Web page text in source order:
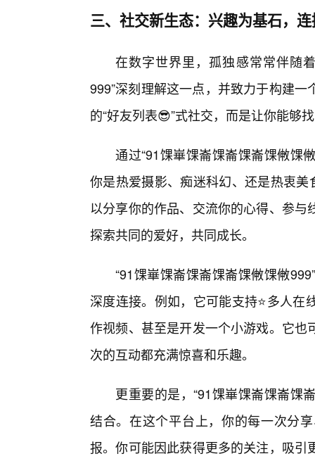
三、社交新生态：兴趣为基石，
在数字世界里，孤独感常常伴随
999”深刻理解这一点，并致力于构建
的“好友列表😎”式社交，而是让你能够
通过“91馃崋馃崙馃崙馃崙馃敒馃
你是热爱摄影、痴迷科幻、还是热衷
以分享你的作品、交流你的心得、参
探索共同的爱好，共同成长。
“91馃崋馃崙馃崙馃崙馃敒馃敒
深度连接。例如，它可能支持⭐多人
作视频、甚至是开发一个小游戏。它
次的互动都充满惊喜和乐趣。
更重要的是，“91馃崋馃崙馃崙馃
结合。在这个平台上，你的每一次分
报。你可能因此获得更多的关注，吸